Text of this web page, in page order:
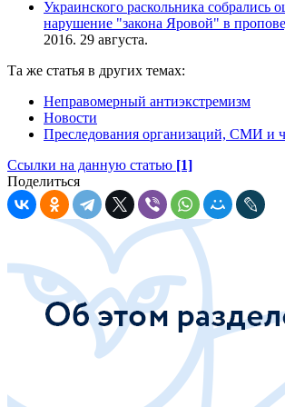
Украинского раскольника собрались
нарушение "закона Яровой" в
2016. 29 августа.
Та же статья в других темах:
Неправомерный антиэкстремизм
Новости
Преследования организаций, СМИ и
Ссылки на данную статью [1]
Поделиться